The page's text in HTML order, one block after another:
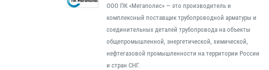
ООО ПК «Мегаполис» — это производитель и
комплексный поставщик трубопроводной арматуры и
соединительных деталей трубопровода на объекты
общепромышленной, энергетической, химической,
нефтегазовой промышленности на территории России
и стран СНГ.